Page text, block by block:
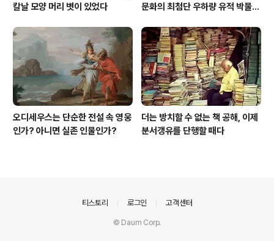
칼날 모양 머리 볏이 있었다
문화의 최첨단 우하량 유적 박물관
오디세우스는 단순한 전설 속 영웅
인가? 아니면 실존 인물인가?
더는 방치할 수 없는 책 공해, 이제
분서갱유를 단행할 때다
티스토리 로그인 고객센터
© Daum Corp.